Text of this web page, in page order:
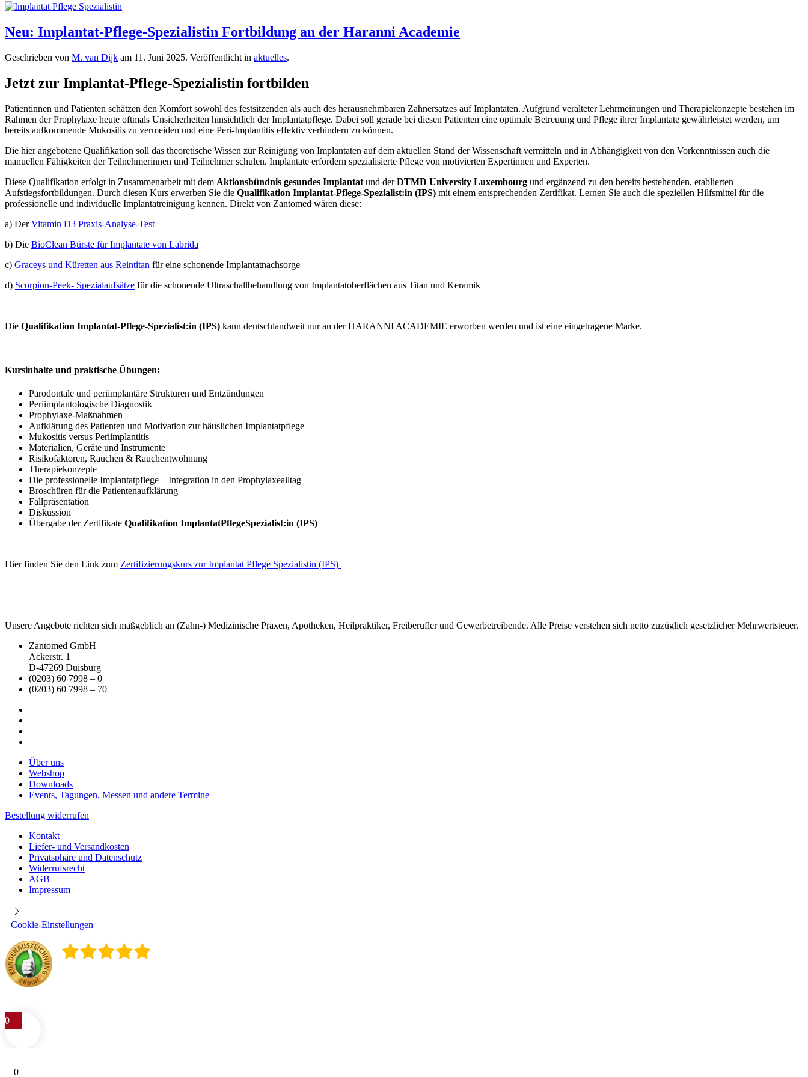
Neu: Implantat-Pflege-Spezialistin Fortbildung an der Haranni Academie
Geschrieben von M. van Dijk am 11. Juni 2025. Veröffentlicht in aktuelles.
Jetzt zur Implantat-Pflege-Spezialistin fortbilden
Patientinnen und Patienten schätzen den Komfort sowohl des festsitzenden als auch des herausnehmbaren Zahnersatzes auf Implantaten. Aufgrund veralteter Lehrmeinungen und Therapiekonzepte bestehen im
Rahmen der Prophylaxe heute oftmals Unsicherheiten hinsichtlich der Implantatpflege. Dabei soll gerade bei diesen Patienten eine optimale Betreuung und Pflege ihrer Implantate gewährleistet werden, um
bereits aufkommende Mukositis zu vermeiden und eine Peri-Implantitis effektiv verhindern zu können.
Die hier angebotene Qualifikation soll das theoretische Wissen zur Reinigung von Implantaten auf dem aktuellen Stand der Wissenschaft vermitteln und in Abhängigkeit von den Vorkenntnissen auch die
manuellen Fähigkeiten der Teilnehmerinnen und Teilnehmer schulen. Implantate erfordern spezialisierte Pflege von motivierten Expertinnen und Experten.
Diese Qualifikation erfolgt in Zusammenarbeit mit dem Aktionsbündnis gesundes Implantat und derDTMD University Luxembourg und ergänzend zu den bereits bestehenden, etablierten
Aufstiegsfortbildungen. Durch diesen Kurs erwerben Sie die Qualifikation Implantat-Pflege-Spezialist:in (IPS) mit einem entsprechenden Zertifikat. Lernen Sie auch die speziellen Hilfsmittel für die
professionelle und individuelle Implantatreinigung kennen. Direkt von Zantomed wären diese:
a) DerVitamin D3 Praxis-Analyse-Test
b) Die BioClean Bürste für Implantate von Labrida
c) Graceys und Küretten aus Reintitan für eine schonende Implantatnachsorge
d) Scorpion-Peek- Spezialaufsätze für die schonende Ultraschallbehandlung von Implantatoberflächen aus Titan und Keramik
Die Qualifikation Implantat-Pflege-Spezialist:in (IPS) kann deutschlandweit nur an der HARANNI ACADEMIE erworben werden und ist eine eingetragene Marke.
Kursinhalte und praktische Übungen:
Parodontale und periimplantäre Strukturen und Entzündungen
Periimplantologische Diagnostik
Prophylaxe-Maßnahmen
Aufklärung des Patienten und Motivation zur häuslichen Implantatpflege
Mukositis versus Periimplantitis
Materialien, Geräte und Instrumente
Risikofaktoren, Rauchen & Rauchentwöhnung
Therapiekonzepte
Die professionelle Implantatpflege – Integration in den Prophylaxealltag
Broschüren für die Patientenaufklärung
Fallpräsentation
Diskussion
Übergabe der Zertifikate Qualifikation ImplantatPflegeSpezialist:in (IPS)
Hier finden Sie den Link zum Zertifizierungskurs zur Implantat Pflege Spezialistin (IPS)
Unsere Angebote richten sich maßgeblich an (Zahn-) Medizinische Praxen, Apotheken, Heilpraktiker, Freiberufler und Gewerbetreibende. Alle Preise verstehen sich netto zuzüglich gesetzlicher Mehrwertsteuer.
Zantomed GmbH
Ackerstr. 1
D-47269 Duisburg
(0203) 60 7998 – 0
(0203) 60 7998 – 70
Über uns
Webshop
Downloads
Events, Tagungen, Messen und andere Termine
Bestellung widerrufen
Kontakt
Liefer- und Versandkosten
Privatsphäre und Datenschutz
Widerrufsrecht
AGB
Impressum
Cookie-Einstellungen
0
0